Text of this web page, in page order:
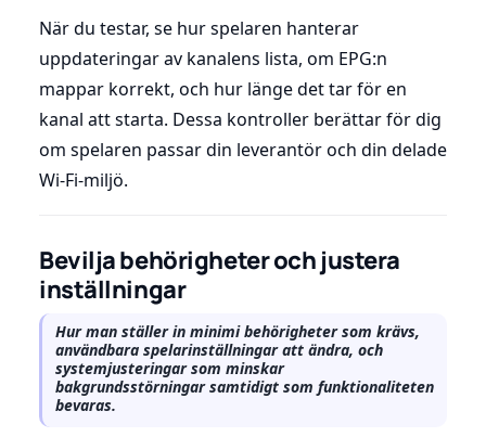
När du testar, se hur spelaren hanterar
uppdateringar av kanalens lista, om EPG:n
mappar korrekt, och hur länge det tar för en
kanal att starta. Dessa kontroller berättar för dig
om spelaren passar din leverantör och din delade
Wi-Fi-miljö.
Bevilja behörigheter och justera
inställningar
Hur man ställer in minimi behörigheter som krävs,
användbara spelarinställningar att ändra, och
systemjusteringar som minskar
bakgrundsstörningar samtidigt som funktionaliteten
bevaras.